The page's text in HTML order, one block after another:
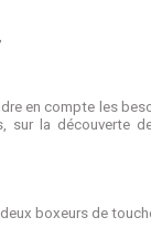
en compte les
sur la découverte
boxeurs de